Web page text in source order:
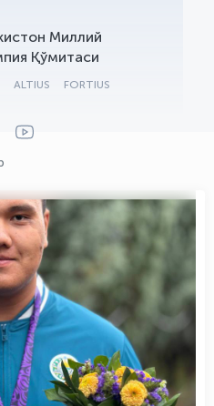
Миллий
Қўмитаси
ALTIUS FORTIUS